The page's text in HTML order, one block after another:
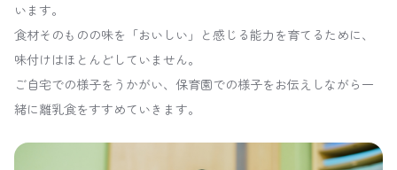
います。
食材そのものの味を「おいしい」と感じる能力を育てるために、
味付けはほとんどしていません。
ご自宅での様子をうかがい、保育園での様子をお伝えしながら一
緒に離乳食をすすめていきます。